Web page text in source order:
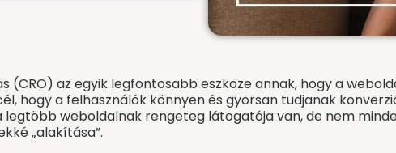
(CRO) az egyik legfontosabb eszköze annak, hogy a
hogy a felhasználók könnyen és gyorsan tudjanak
legtöbb weboldalnak rengeteg látogatója van, de nem
„alakítása”.